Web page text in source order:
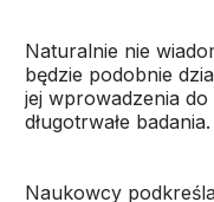
Naturalnie nie
będzie podobnie
jej wprowadzenia
długotrwałe badania.
Naukowcy